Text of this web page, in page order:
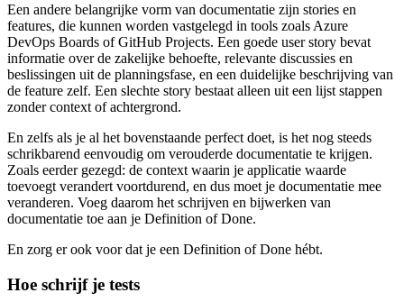
Een andere belangrijke vorm van documentatie zijn stories en
features, die kunnen worden vastgelegd in tools zoals Azure
DevOps Boards of GitHub Projects. Een goede user story bevat
informatie over de zakelijke behoefte, relevante discussies en
beslissingen uit de planningsfase, en een duidelijke beschrijving van
de feature zelf. Een slechte story bestaat alleen uit een lijst stappen
zonder context of achtergrond.
En zelfs als je al het bovenstaande perfect doet, is het nog steeds
schrikbarend eenvoudig om verouderde documentatie te krijgen.
Zoals eerder gezegd: de context waarin je applicatie waarde
toevoegt verandert voortdurend, en dus moet je documentatie mee
veranderen. Voeg daarom het schrijven en bijwerken van
documentatie toe aan je Definition of Done.
En zorg er ook voor dat je een Definition of Done hébt.
Hoe schrijf je tests